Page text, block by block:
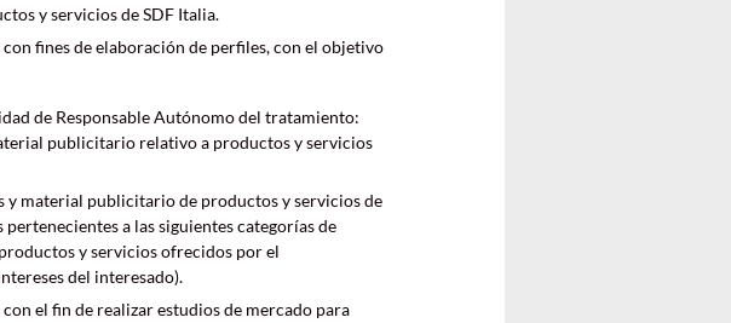
y servicios de SDF Italia.
fines de elaboración de perfiles, con el objetivo
de Responsable Autónomo del tratamiento:
publicitario relativo a productos y servicios
material publicitario de productos y servicios de
a las siguientes categorías de
y servicios ofrecidos por el
del interesado).
el fin de realizar estudios de mercado para